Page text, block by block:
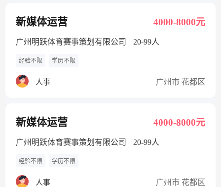
新媒体运营 4000-8000元
广州明跃体育赛事策划有限公司 20-99人
经验不限 学历不限
人事 广州市 花都区
新媒体运营 4000-8000元
广州明跃体育赛事策划有限公司 20-99人
经验不限 学历不限
人事 广州市 花都区